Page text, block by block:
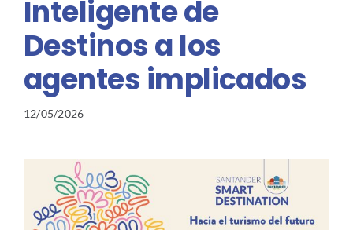
Inteligente de
Destinos a los
agentes implicados
12/05/2026